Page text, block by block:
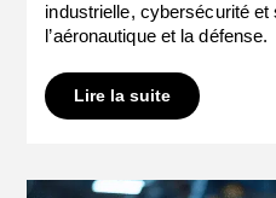
industrielle, cybersécurité et
l’aéronautique et la défense.
Lire la suite